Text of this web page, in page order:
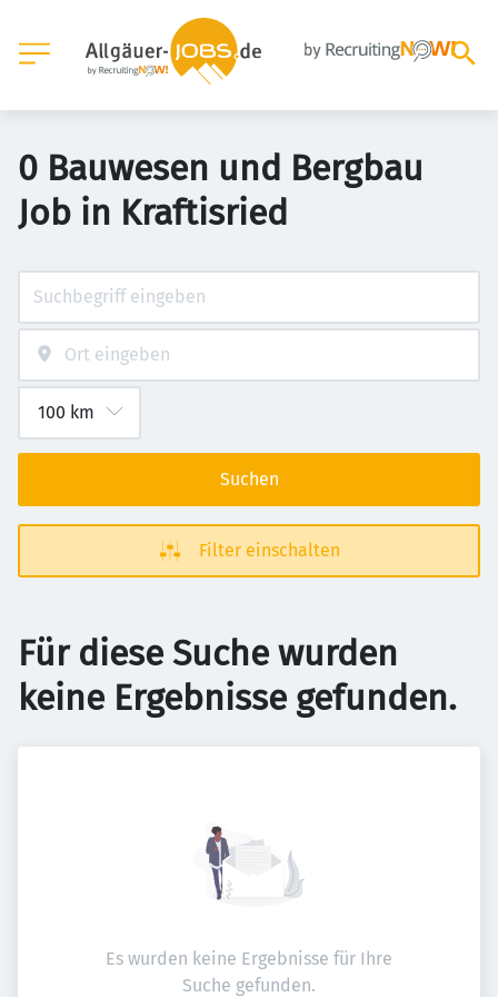
0 Bauwesen und Bergbau
Job in Kraftisried
Suchen
Filter einschalten
Für diese Suche wurden
keine Ergebnisse gefunden.
Es wurden keine Ergebnisse für Ihre
Suche gefunden.